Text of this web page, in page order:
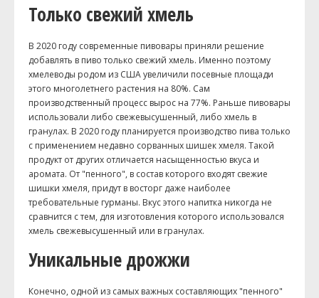
Только свежий хмель
В 2020 году современные пивовары приняли решение
добавлять в пиво только свежий хмель. Именно поэтому
хмелеводы родом из США увеличили посевные площади
этого многолетнего растения на 80%. Сам
производственный процесс вырос на 77%. Раньше пивовары
использовали либо свежевысушенный, либо хмель в
гранулах. В 2020 году планируется производство пива только
с применением недавно сорванных шишек хмеля. Такой
продукт от других отличается насыщенностью вкуса и
аромата. От "пенного", в состав которого входят свежие
шишки хмеля, придут в восторг даже наиболее
требовательные гурманы. Вкус этого напитка никогда не
сравнится с тем, для изготовления которого использовался
хмель свежевысушенный или в гранулах.
Уникальные дрожжи
Конечно, одной из самых важных составляющих "пенного"